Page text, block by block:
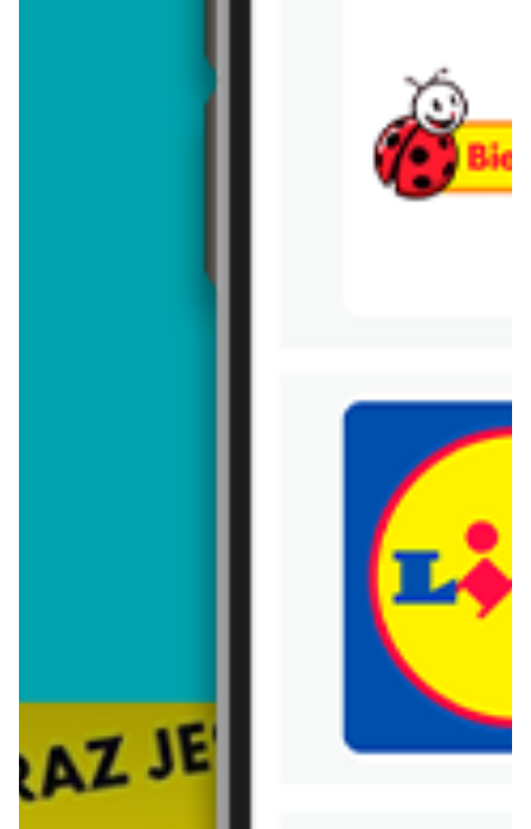
Trafiłeś na nieaktualną gazetkę
Zobacz aktualne gazetki Blix!